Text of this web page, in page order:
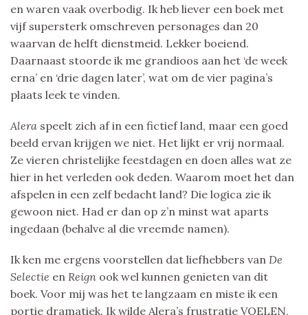
en waren vaak overbodig. Ik heb liever een boek met
vijf supersterk omschreven personages dan 20
waarvan de helft dienstmeid. Lekker boeiend.
Daarnaast stoorde ik me grandioos aan het ‘de week
erna’ en ‘drie dagen later’, wat om de vier pagina’s
plaats leek te vinden.
Alera speelt zich af in een fictief land, maar een goed
beeld ervan krijgen we niet. Het lijkt er vrij normaal.
Ze vieren christelijke feestdagen en doen alles wat ze
hier in het verleden ook deden. Waarom moet het dan
afspelen in een zelf bedacht land? Die logica zie ik
gewoon niet. Had er dan op z’n minst wat aparts
ingedaan (behalve al die vreemde namen).
Ik ken me ergens voorstellen dat liefhebbers van De
Selectie en Reign ook wel kunnen genieten van dit
boek. Voor mij was het te langzaam en miste ik een
portie dramatiek. Ik wilde Alera’s frustratie VOELEN,